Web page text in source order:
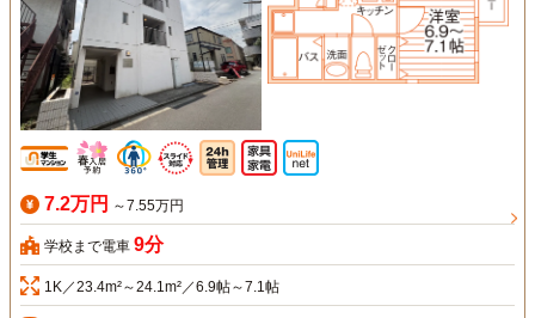
7.2万円 ～7.55万円
学校まで電車 9分
1K／23.4m²～24.1m²／6.9帖～7.1帖